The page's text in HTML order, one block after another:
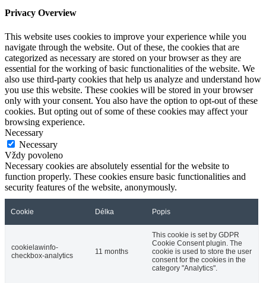
Privacy Overview
This website uses cookies to improve your experience while you
navigate through the website. Out of these, the cookies that are
categorized as necessary are stored on your browser as they are
essential for the working of basic functionalities of the website. We
also use third-party cookies that help us analyze and understand how
you use this website. These cookies will be stored in your browser
only with your consent. You also have the option to opt-out of these
cookies. But opting out of some of these cookies may affect your
browsing experience.
Necessary
Necessary
Vždy povoleno
Necessary cookies are absolutely essential for the website to
function properly. These cookies ensure basic functionalities and
security features of the website, anonymously.
Cookie Délka Popis
cookielawinfo-
checkbox-analytics
11 months
This cookie is set by GDPR
Cookie Consent plugin. The
cookie is used to store the user
consent for the cookies in the
category "Analytics".